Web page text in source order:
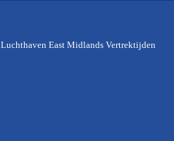
Luchthaven East Midlands Vertrektijden